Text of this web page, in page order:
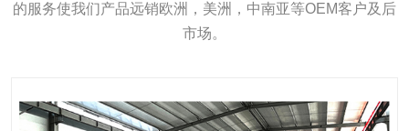
的服务使我们产品远销欧洲，美洲，中南亚等OEM客户及后
市场。